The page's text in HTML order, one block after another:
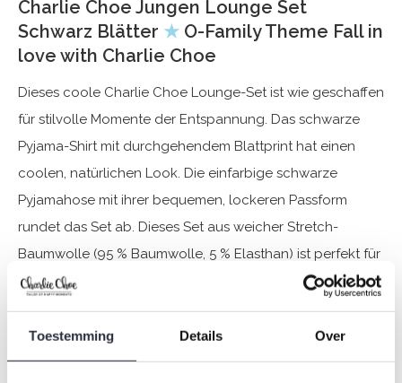
Toestemming Details Over
Charlie Choe Jungen Lounge Set
Schwarz Blätter ★ O-Family Theme Fall in
love with Charlie Choe
Dieses coole Charlie Choe Lounge-Set ist wie geschaffen
für stilvolle Momente der Entspannung. Das schwarze
Pyjama-Shirt mit durchgehendem Blattprint hat einen
coolen, natürlichen Look. Die einfarbige schwarze
Pyjamahose mit ihrer bequemen, lockeren Passform
rundet das Set ab. Dieses Set aus weicher Stretch-
Baumwolle (95 % Baumwolle, 5 % Elasthan) ist perfekt für
Jungen, die gerne in einem bequemen und gut
aussehenden Outfit chillen und schlafen. Lust auf
Twinning? Diese Pyjamas stammen aus der Charlie Choe-
Familienserie und sind auch für den Rest der Familie